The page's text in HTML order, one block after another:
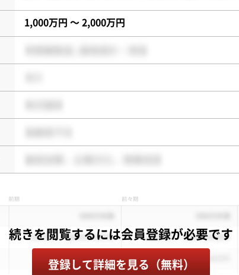
1,000万円 〜 2,000万円
登録して詳細を見る（無料）